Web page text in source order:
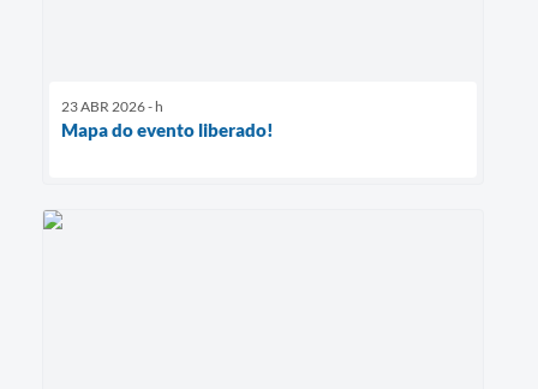
23 ABR 2026 - h
Mapa do evento liberado!